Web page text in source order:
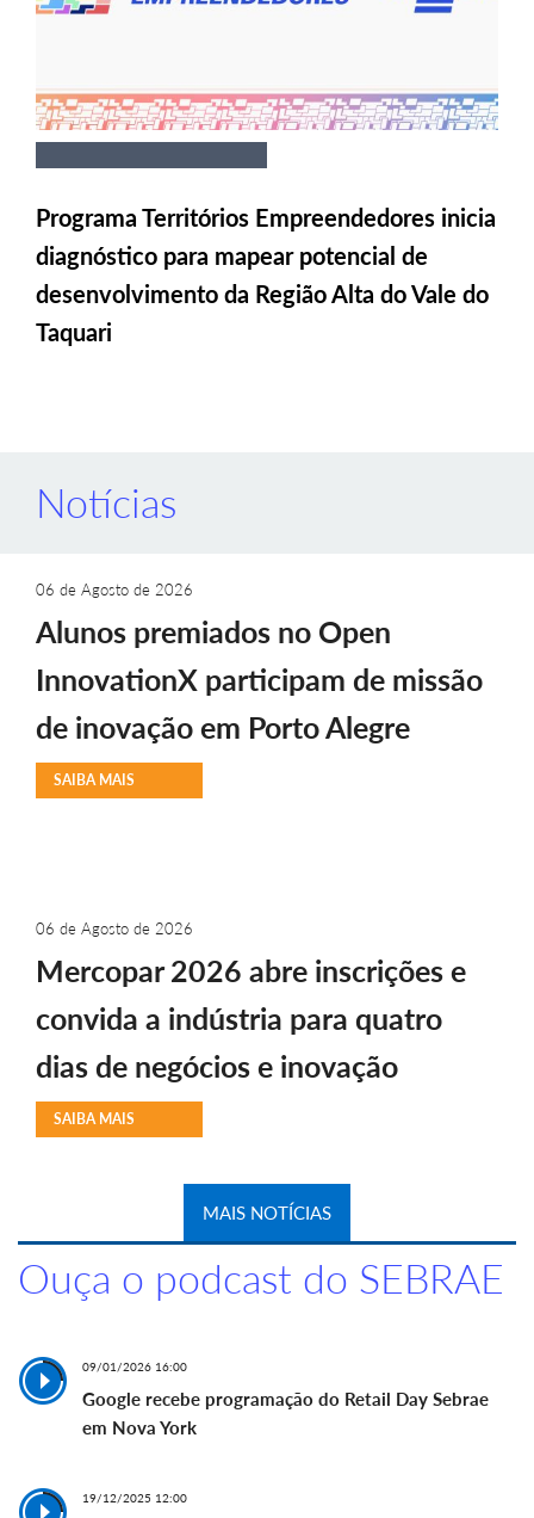
Programa Territórios Empreendedores inicia
diagnóstico para mapear potencial de
desenvolvimento da Região Alta do Vale do
Taquari
Notícias
06 de Agosto de 2026
Alunos premiados no Open
InnovationX participam de missão
de inovação em Porto Alegre
SAIBA MAIS
06 de Agosto de 2026
Mercopar 2026 abre inscrições e
convida a indústria para quatro
dias de negócios e inovação
SAIBA MAIS
MAIS NOTÍCIAS
Ouça o podcast do SEBRAE
09/01/2026 16:00
Google recebe programação do Retail Day Sebrae
em Nova York
19/12/2025 12:00